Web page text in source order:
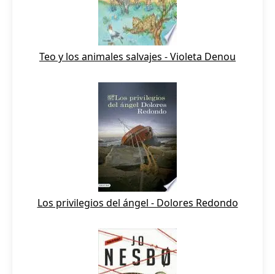
Teo y los animales salvajes - Violeta Denou
Los privilegios del ángel - Dolores Redondo